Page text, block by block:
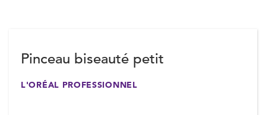
Pinceau biseauté petit
L'ORÉAL PROFESSIONNEL